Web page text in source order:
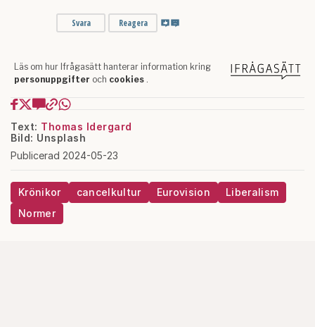
Text: Thomas Idergard
Bild: Unsplash
Publicerad 2024-05-23
Krönikor cancelkultur Eurovision
Liberalism
Normer